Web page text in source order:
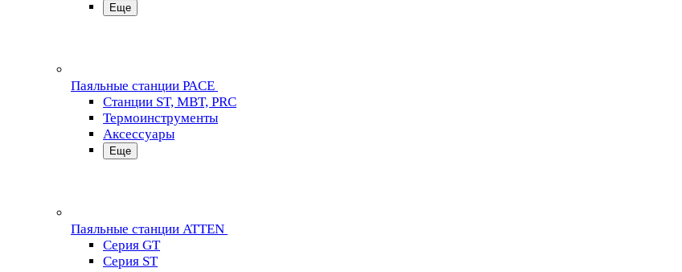
Еще
Паяльные станции PACE
Станции ST, MBT, PRC
Термоинструменты
Аксессуары
Еще
Паяльные станции ATTEN
Серия GT
Серия ST